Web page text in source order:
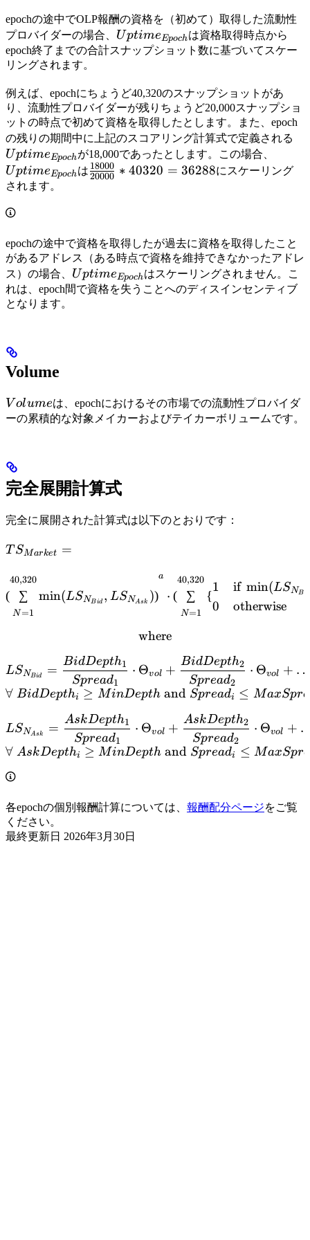
epochの途中でOLP報酬の資格を（初めて）取得した流動性
プロバイダーの場合、 Uptime_{Epoch}
UptimeEpochは資格取得時点から
epoch終了までの合計スナップショット数に基づいてスケー
リングされます。
例えば、epochにちょうど40,320のスナップショットがあ
り、流動性プロバイダーが残りちょうど20,000スナップショ
ットの時点で初めて資格を取得したとします。また、epoch
の残りの期間中に上記のスコアリング計算式で定義される
UptimeEpochが18,000であったとします。この場合、
UptimeEpochは\frac{18000}
20000
18000 ∗ 40320 = 36288にスケーリング
されます。
epochの途中で資格を取得したが過去に資格を取得したこと
があるアドレス（ある時点で資格を維持できなかったアドレ
ス）の場合、 Uptime_{Epoch}
UptimeEpochはスケーリングされません。こ
れは、epoch間で資格を失うことへのディスインセンティブ
となります。
Volume
Volume
V olumeは、epochにおけるその市場での流動性プロバイダ
ーの累積的な対象メイカーおよびテイカーボリュームです。
完全展開計算式
完全に展開された計算式は以下のとおりです：
TS_{Market}
T SMarket
=
\left(\sum
(
N=1
∑
40,320
min(LSNBid , LSNAsk ))
a
⋅ (
N=1
∑
40,320
{
1
0
if min(LSNB
otherwise
\text {where}
where
LS_{N_{Bid}} =
LSNBid =
Spread1
BidDepth1 ⋅ Θvol +
Spread2
BidDepth2 ⋅ Θvol +
∀ BidDepthi ≥ MinDepthand Spreadi ≤ MaxSpre
LS_{N_{Ask}} =
LSNAsk =
Spread1
AskDepth1 ⋅ Θvol +
Spread2
AskDepth2 ⋅ Θvol +
∀ AskDepthi ≥ MinDepth and Spreadi ≤ MaxSpre
各epochの個別報酬計算については、 報酬配分ページをご覧
ください。
最終更新日 2026年3月30日